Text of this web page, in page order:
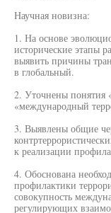
Научная новизна:
1. На основе
исторические этапы
выявить причины
в глобальный.
2. Уточнены понятия
«международный
3. Выявлены общие
к реализации
4. Обоснована
профилактики
совокупность
регулирующих